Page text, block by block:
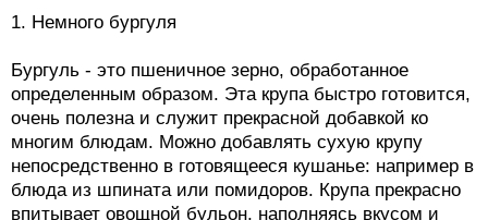
1. Немного бургуля
Бургуль - это пшеничное зерно, обработанное
определенным образом. Эта крупа быстро готовится,
очень полезна и служит прекрасной добавкой ко
многим блюдам. Можно добавлять сухую крупу
непосредственно в готовящееся кушанье: например в
блюда из шпината или помидоров. Крупа прекрасно
впитывает овощной бульон, наполняясь вкусом и